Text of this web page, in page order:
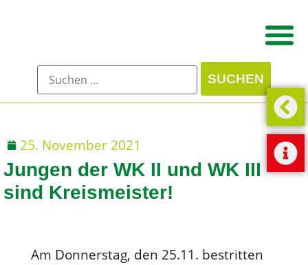
25. November 2021
Jungen der WK II und WK III
sind Kreismeister!
Am Donnerstag, den 25.11. bestritten